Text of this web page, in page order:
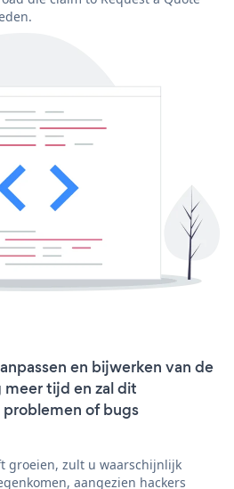
en bijwerken van de
meer tijd en zal dit
of bugs
groeien, zult u waarschijnlijk
aangezien hackers